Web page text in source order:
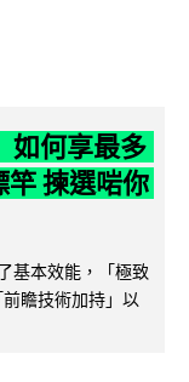
如何享最多
揀選啱你
基本效能，「極致
瞻技術加持」以